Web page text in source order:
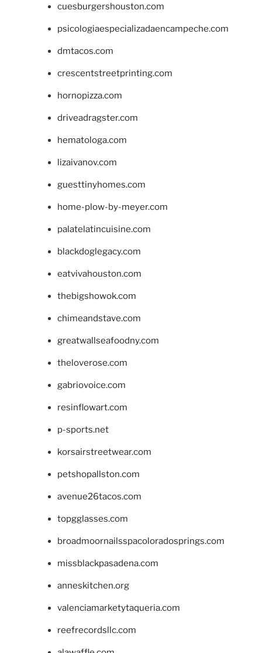
cuesburgershouston.com
psicologiaespecializadaencampeche.com
dmtacos.com
crescentstreetprinting.com
hornopizza.com
driveadragster.com
hematologa.com
lizaivanov.com
guesttinyhomes.com
home-plow-by-meyer.com
palatelatincuisine.com
blackdoglegacy.com
eatvivahouston.com
thebigshowok.com
chimeandstave.com
greatwallseafoodny.com
theloverose.com
gabriovoice.com
resinflowart.com
p-sports.net
korsairstreetwear.com
petshopallston.com
avenue26tacos.com
topgglasses.com
broadmoornailsspacoloradosprings.com
missblackpasadena.com
anneskitchen.org
valenciamarketytaqueria.com
reefrecordsllc.com